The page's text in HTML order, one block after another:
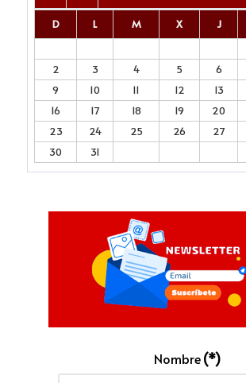
D L M X J
2
3 4 5 6
9
10 11 12 13
16
17 18 19 20
23
24 25 26 27
30
31
Nombre(*)